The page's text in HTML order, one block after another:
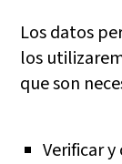
Los datos
los
que son
Verificar